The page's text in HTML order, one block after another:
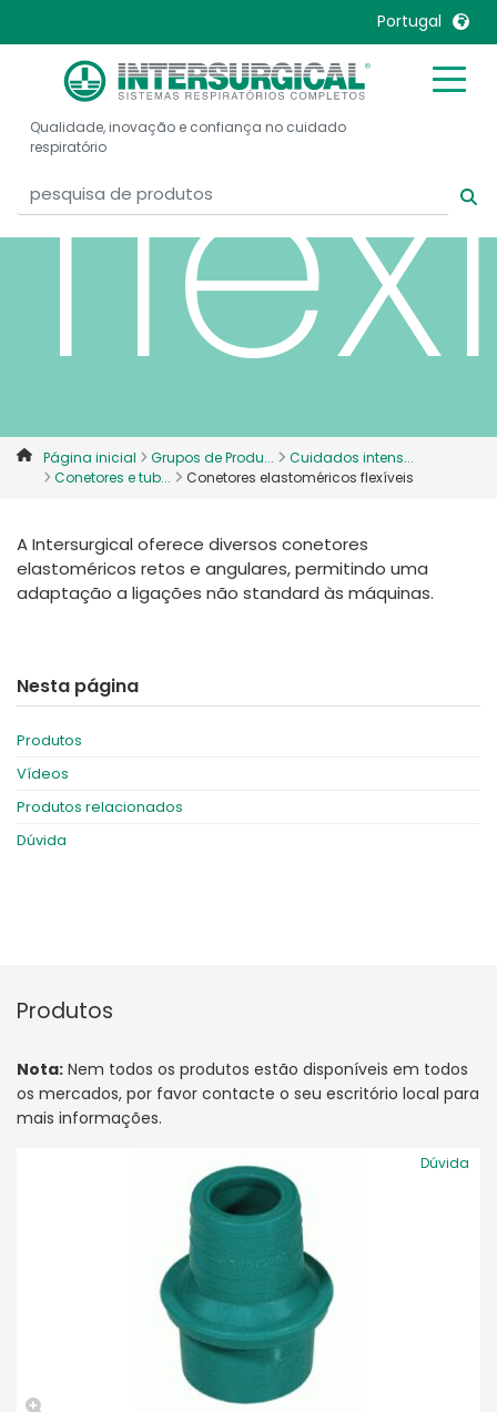
Portugal
United Kingdom
United States
België, Nederlands
Belgique, Français
Canada, English
Canada, Français
China
Denmark
Deutschland
France
Malaysia
Mexico
Nederlands
Russia
Sweden
International English
Qualidade, inovação e confiança no cuidado
respiratório
Página inicial Grupos de Produ...
Cuidados intens...
Conetores e tub...
Conetores elastoméricos flexíveis
A Intersurgical oferece diversos conetores
elastoméricos retos e angulares, permitindo uma
adaptação a ligações não standard às máquinas.
Nesta página
Produtos
Vídeos
Produtos relacionados
Dúvida
Produtos
Nota: Nem todos os produtos estão disponíveis em todos
os mercados, por favor contacte o seu escritório local para
mais informações.
Dúvida